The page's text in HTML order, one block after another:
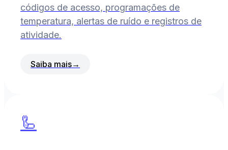
códigos de acesso, programações de
temperatura, alertas de ruído e registros de
atividade.
Saiba mais→
🦾